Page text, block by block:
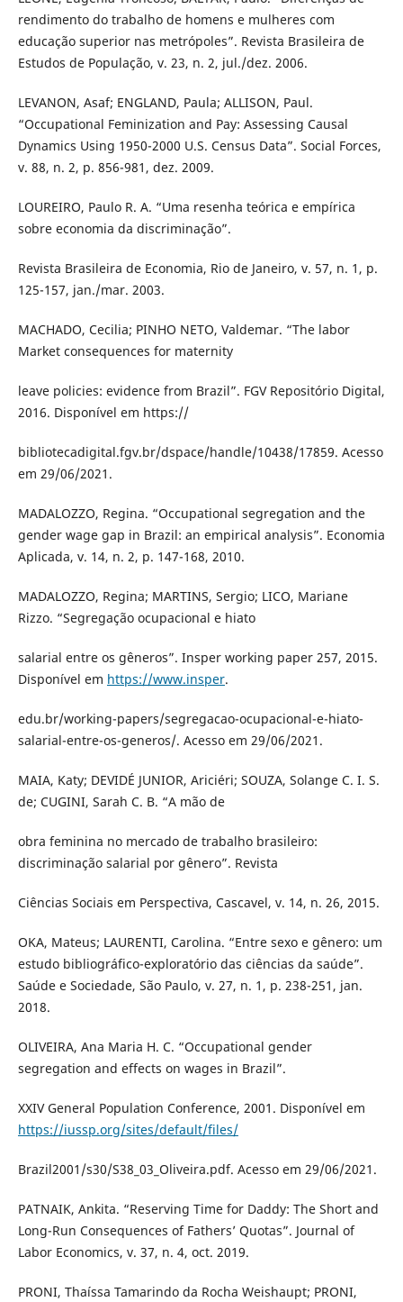
rendimento do trabalho de homens e mulheres com
educação superior nas metrópoles”. Revista Brasileira de
Estudos de População, v. 23, n. 2, jul./dez. 2006.
LEVANON, Asaf; ENGLAND, Paula; ALLISON, Paul.
“Occupational Feminization and Pay: Assessing Causal
Dynamics Using 1950-2000 U.S. Census Data”. Social Forces,
v. 88, n. 2, p. 856-981, dez. 2009.
LOUREIRO, Paulo R. A. “Uma resenha teórica e empírica
sobre economia da discriminação”.
Revista Brasileira de Economia, Rio de Janeiro, v. 57, n. 1, p.
125-157, jan./mar. 2003.
MACHADO, Cecilia; PINHO NETO, Valdemar. “The labor
Market consequences for maternity
leave policies: evidence from Brazil”. FGV Repositório Digital,
2016. Disponível em https://
bibliotecadigital.fgv.br/dspace/handle/10438/17859. Acesso
em 29/06/2021.
MADALOZZO, Regina. “Occupational segregation and the
gender wage gap in Brazil: an empirical analysis”. Economia
Aplicada, v. 14, n. 2, p. 147-168, 2010.
MADALOZZO, Regina; MARTINS, Sergio; LICO, Mariane
Rizzo. “Segregação ocupacional e hiato
salarial entre os gêneros”. Insper working paper 257, 2015.
Disponível em https://www.insper.
edu.br/working-papers/segregacao-ocupacional-e-hiato-
salarial-entre-os-generos/. Acesso em 29/06/2021.
MAIA, Katy; DEVIDÉ JUNIOR, Ariciéri; SOUZA, Solange C. I. S.
de; CUGINI, Sarah C. B. “A mão de
obra feminina no mercado de trabalho brasileiro:
discriminação salarial por gênero”. Revista
Ciências Sociais em Perspectiva, Cascavel, v. 14, n. 26, 2015.
OKA, Mateus; LAURENTI, Carolina. “Entre sexo e gênero: um
estudo bibliográfico-exploratório das ciências da saúde”.
Saúde e Sociedade, São Paulo, v. 27, n. 1, p. 238-251, jan.
2018.
OLIVEIRA, Ana Maria H. C. “Occupational gender
segregation and effects on wages in Brazil”.
XXIV General Population Conference, 2001. Disponível em
https://iussp.org/sites/default/files/
Brazil2001/s30/S38_03_Oliveira.pdf. Acesso em 29/06/2021.
PATNAIK, Ankita. “Reserving Time for Daddy: The Short and
Long-Run Consequences of Fathers’ Quotas”. Journal of
Labor Economics, v. 37, n. 4, oct. 2019.
PRONI, Thaíssa Tamarindo da Rocha Weishaupt; PRONI,